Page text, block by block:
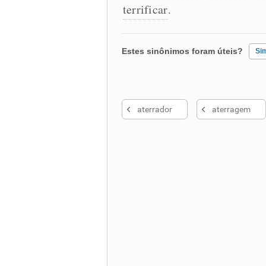
terrificar.
Estes sinônimos foram úteis?
Nenhum dos sinônimos
aterrador aterragem